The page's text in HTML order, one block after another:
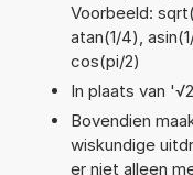
Voorbeeld:
atan(1/4),
cos(pi/2)
In plaats van
Bovendien
wiskundige
er niet alleen